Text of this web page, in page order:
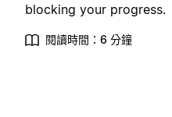
blocking your progress.
閱讀時間：6 分鐘